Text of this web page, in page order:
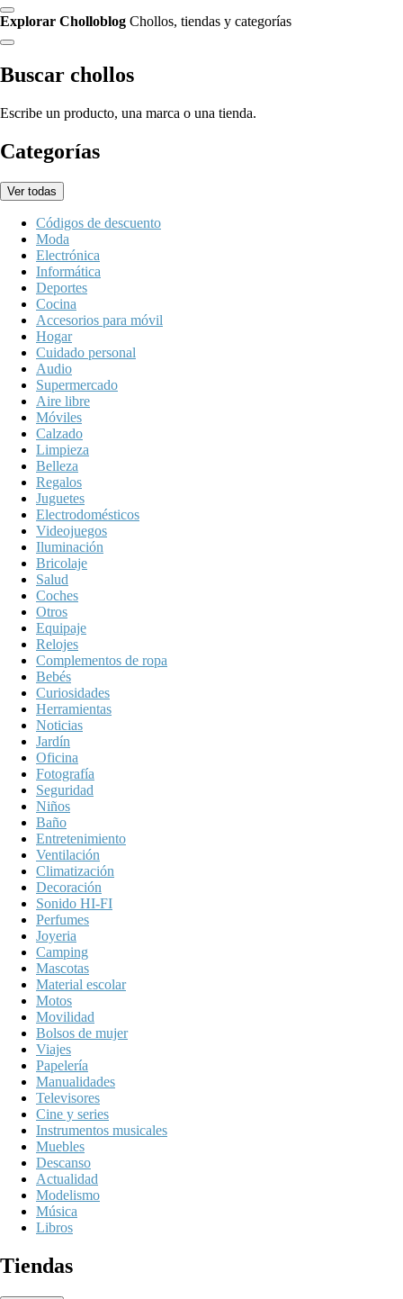
Explorar Cholloblog Chollos, tiendas y categorías
Buscar chollos
Escribe un producto, una marca o una tienda.
Categorías
Ver todas
Códigos de descuento
Moda
Electrónica
Informática
Deportes
Cocina
Accesorios para móvil
Hogar
Cuidado personal
Audio
Supermercado
Aire libre
Móviles
Calzado
Limpieza
Belleza
Regalos
Juguetes
Electrodomésticos
Videojuegos
Iluminación
Bricolaje
Salud
Coches
Otros
Equipaje
Relojes
Complementos de ropa
Bebés
Curiosidades
Herramientas
Noticias
Jardín
Oficina
Fotografía
Seguridad
Niños
Baño
Entretenimiento
Ventilación
Climatización
Decoración
Sonido HI-FI
Perfumes
Joyeria
Camping
Mascotas
Material escolar
Motos
Movilidad
Bolsos de mujer
Viajes
Papelería
Manualidades
Televisores
Cine y series
Instrumentos musicales
Muebles
Descanso
Actualidad
Modelismo
Música
Libros
Tiendas